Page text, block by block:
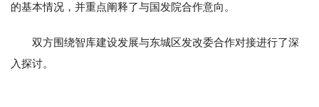
的基本情况，并重点阐释了与国发院合作意向。
双方围绕智库建设发展与东城区发改委合作对接进行了深
入探讨。